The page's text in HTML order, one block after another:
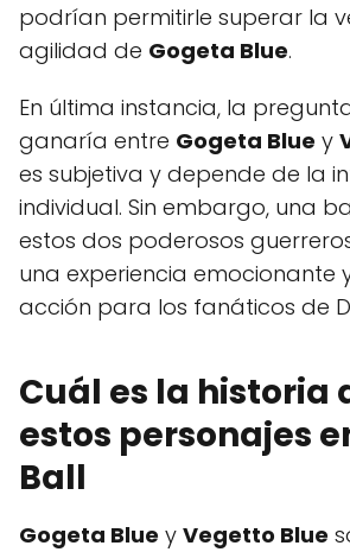
podrían permitirle superar la
agilidad de Gogeta Blue.
En última instancia, la
ganaría entre Gogeta Blue y
es subjetiva y depende de la
individual. Sin embargo, una
estos dos poderosos
una experiencia emocionante
acción para los fanáticos de
Cuál es la historia
estos personajes
Ball
Gogeta Blue y Vegetto Blue